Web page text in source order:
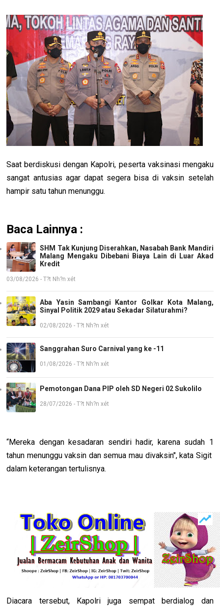
Saat berdiskusi dengan Kapolri, peserta vaksinasi mengaku
sangat antusias agar dapat segera bisa di vaksin setelah
hampir satu tahun menunggu.
Baca Lainnya :
SHM Tak Kunjung Diserahkan, Nasabah Bank Mandiri
Malang Mengaku Dibebani Biaya Lain di Luar Akad
Kredit
03/08/2026 - T?t Nh?n xét
Aba Yasin Sambangi Kantor Golkar Kota Malang,
Sinyal Politik 2029 atau Sekadar Silaturahmi?
02/08/2026 - T?t Nh?n xét
Sanggrahan Suro Carnival yang ke -11
01/08/2026 - T?t Nh?n xét
Pemotongan Dana PIP oleh SD Negeri 02 Sukolilo
28/07/2026 - T?t Nh?n xét
“Mereka dengan kesadaran sendiri hadir, karena sudah 1
tahun menunggu vaksin dan semua mau divaksin", kata Sigit
dalam keterangan tertulisnya.
Diacara tersebut, Kapolri juga sempat berdialog dan